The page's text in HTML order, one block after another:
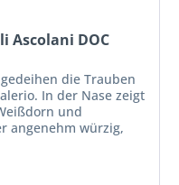
Ascolani DOC
die Trauben
In der Nase zeigt
und
angenehm würzig,